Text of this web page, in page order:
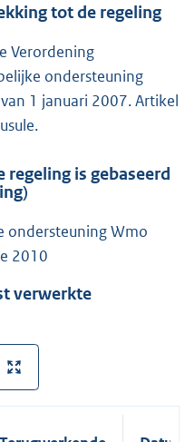
tot de regeling
Verordening
ondersteuning
1 januari 2007. Artikel
regeling is gebaseerd
ondersteuning Wmo
2010
verwerkte